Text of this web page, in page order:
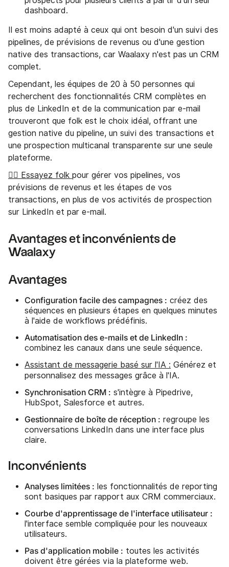
dashboard.
Il est moins adapté à ceux qui ont besoin d'un suivi des
pipelines, de prévisions de revenus ou d'une gestion
native des transactions, car Waalaxy n'est pas un CRM
complet.
Cependant, les équipes de 20 à 50 personnes qui
recherchent des fonctionnalités CRM complètes en
plus de LinkedIn et de la communication par e-mail
trouveront que folk est le choix idéal, offrant une
gestion native du pipeline, un suivi des transactions et
une prospection multicanal transparente sur une seule
plateforme.
👉🏼 Essayez folk pour gérer vos pipelines, vos
prévisions de revenus et les étapes de vos
transactions, en plus de vos activités de prospection
sur LinkedIn et par e-mail.
Avantages et inconvénients de
Waalaxy
Avantages
Configuration facile des campagnes : créez des
séquences en plusieurs étapes en quelques minutes
à l'aide de workflows prédéfinis.
Automatisation des e-mails et de LinkedIn :
combinez les canaux dans une seule séquence.
Assistant de messagerie basé sur l'IA : Générez et
personnalisez des messages grâce à l'IA.
Synchronisation CRM : s'intègre à Pipedrive,
HubSpot, Salesforce et autres.
Gestionnaire de boîte de réception : regroupe les
conversations LinkedIn dans une interface plus
claire.
Inconvénients
Analyses limitées : les fonctionnalités de reporting
sont basiques par rapport aux CRM commerciaux.
Courbe d'apprentissage de l'interface utilisateur :
l'interface semble compliquée pour les nouveaux
utilisateurs.
Pas d'application mobile : toutes les activités
doivent être gérées via la plateforme web.